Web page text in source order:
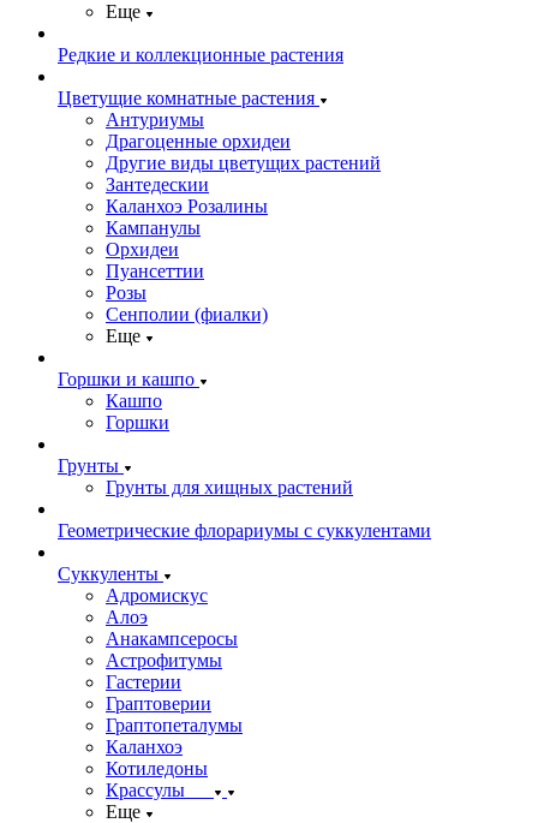
Еще
Редкие и коллекционные растения
Цветущие комнатные растения
Антуриумы
Драгоценные орхидеи
Другие виды цветущих растений
Зантедескии
Каланхоэ Розалины
Кампанулы
Орхидеи
Пуансеттии
Розы
Сенполии (фиалки)
Еще
Горшки и кашпо
Кашпо
Горшки
Грунты
Грунты для хищных растений
Геометрические флорариумы с суккулентами
Суккуленты
Адромискус
Алоэ
Анакампсеросы
Астрофитумы
Гастерии
Граптоверии
Граптопеталумы
Каланхоэ
Котиледоны
Крассулы
Еще